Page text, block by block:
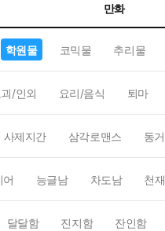
만화
학원물 코믹물 추리물
괴/인외 요리/음식 퇴마
사제지간 삼각로맨스 동거
어 능글남 차도남 천재
달달함 진지함 잔인함